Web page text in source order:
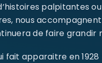
palpitantes
nous
de faire grandir
apparaitre en